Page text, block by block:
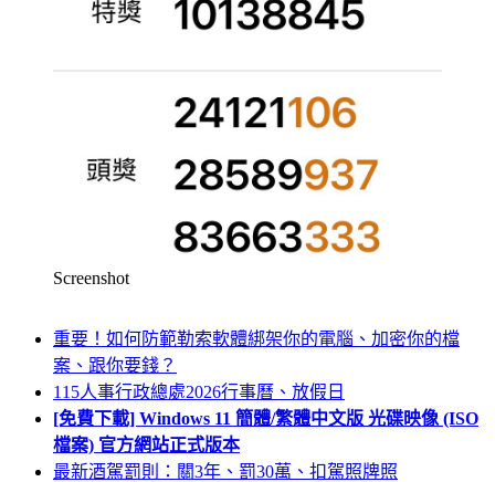
Screenshot
重要！如何防範勒索軟體綁架你的電腦、加密你的檔
案、跟你要錢？
115人事行政總處2026行事曆、放假日
[免費下載] Windows 11 簡體/繁體中文版 光碟映像 (ISO
檔案) 官方網站正式版本
最新酒駕罰則：關3年、罰30萬、扣駕照牌照